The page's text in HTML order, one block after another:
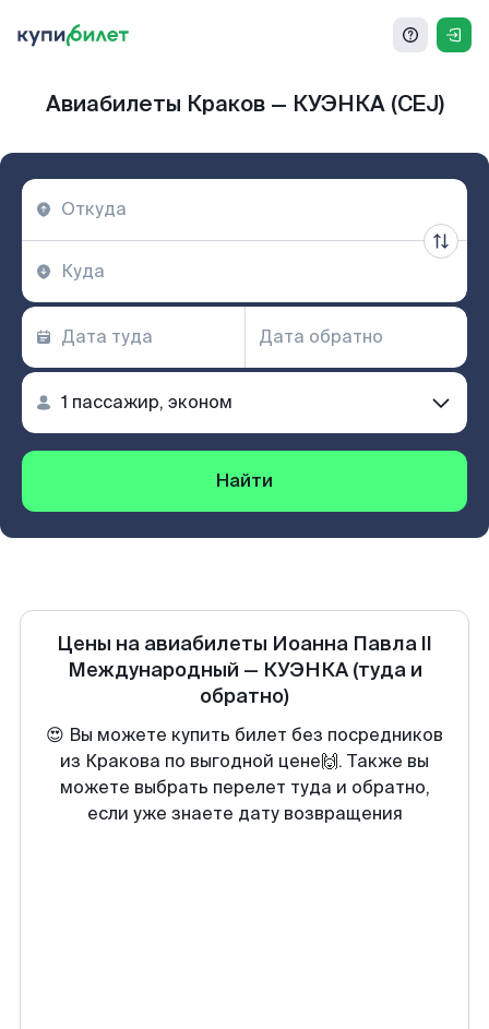
Авиабилеты Краков — КУЭНКА (CEJ)
Найти
Цены на авиабилеты Иоанна Павла II
Международный — КУЭНКА (туда и
обратно)
😍 Вы можете купить билет без посредников
из Кракова по выгодной цене🙌. Также вы
можете выбрать перелет туда и обратно,
если уже знаете дату возвращения